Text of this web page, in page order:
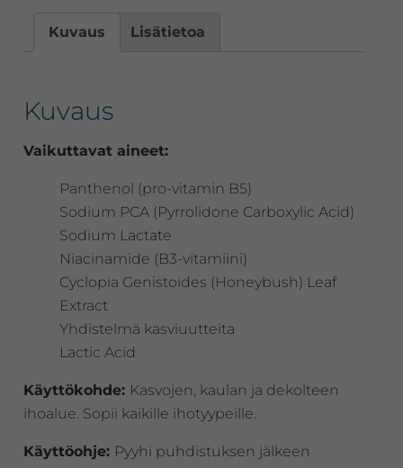
määräKuvaus Lisätietoa
Kuvaus
Vaikuttavat aineet:
Panthenol (pro-vitamin B5)
Sodium PCA (Pyrrolidone Carboxylic Acid)
Sodium Lactate
Niacinamide (B3-vitamiini)
Cyclopia Genistoides (Honeybush) Leaf
Extract
Yhdistelmä kasviuutteita
Lactic Acid
Käyttökohde: Kasvojen, kaulan ja dekolteen
ihoalue. Sopii kaikille ihotyypeille.
Käyttöohje: Pyyhi puhdistuksen jälkeen